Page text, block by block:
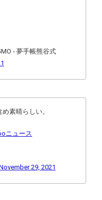
‐ 夢手帳熊谷式
素晴らしい。
ニュース
29, 2021